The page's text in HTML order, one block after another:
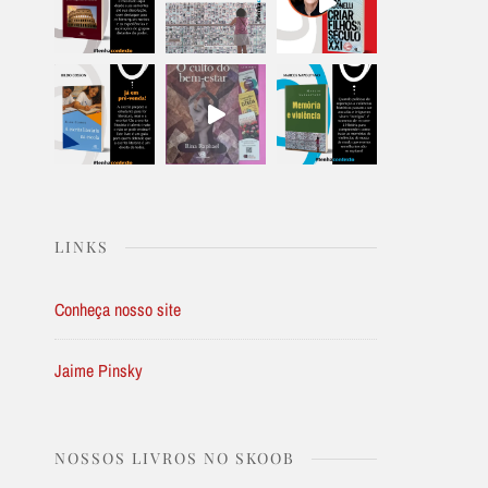
LINKS
Conheça nosso site
Jaime Pinsky
NOSSOS LIVROS NO SKOOB